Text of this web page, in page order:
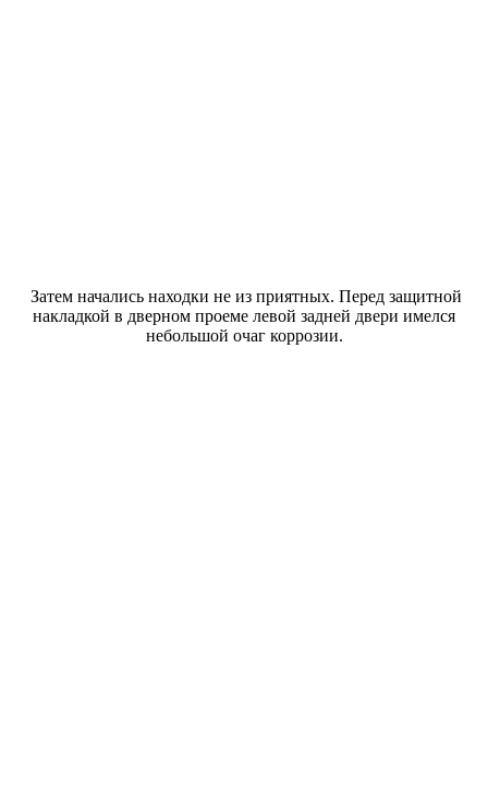
Затем начались находки не из приятных. Перед защитной
накладкой в дверном проеме левой задней двери имелся
небольшой очаг коррозии.